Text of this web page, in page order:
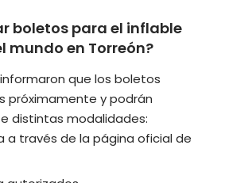
boletos para el inflable
mundo en Torreón?
que los boletos
próximamente y podrán
distintas modalidades:
a través de la página oficial de